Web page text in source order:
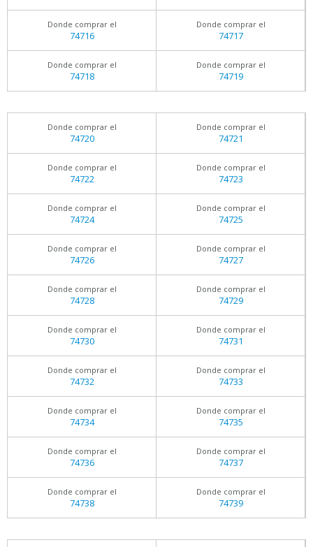
Donde comprar el
74716
Donde comprar el
74717
Donde comprar el
74718
Donde comprar el
74719
Donde comprar el
74720
Donde comprar el
74721
Donde comprar el
74722
Donde comprar el
74723
Donde comprar el
74724
Donde comprar el
74725
Donde comprar el
74726
Donde comprar el
74727
Donde comprar el
74728
Donde comprar el
74729
Donde comprar el
74730
Donde comprar el
74731
Donde comprar el
74732
Donde comprar el
74733
Donde comprar el
74734
Donde comprar el
74735
Donde comprar el
74736
Donde comprar el
74737
Donde comprar el
74738
Donde comprar el
74739